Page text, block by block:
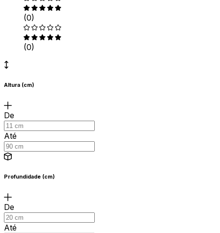
(0)
(0)
Altura (cm)
De
Até
Profundidade (cm)
De
Até